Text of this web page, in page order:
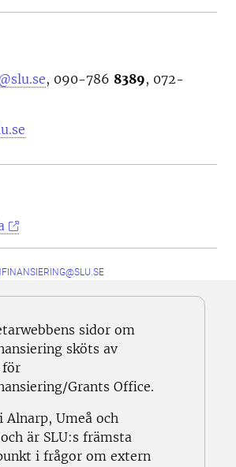
, 090-786 8389, 072-
sidor om
sköts av
för
Grants Office.
Alnarp, Umeå och
är SLU:s främsta
i frågor om extern